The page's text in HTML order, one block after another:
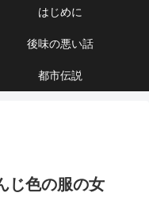
はじめに
後味の悪い話
都市伝説
じ色の服の女